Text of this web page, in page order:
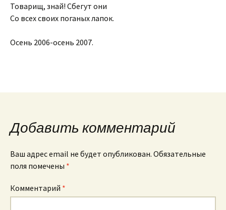
Товарищ, знай! Сбегут они
Со всех своих поганых лапок.
Осень 2006-осень 2007.
Добавить комментарий
Ваш адрес email не будет опубликован. Обязательные
поля помечены *
Комментарий *